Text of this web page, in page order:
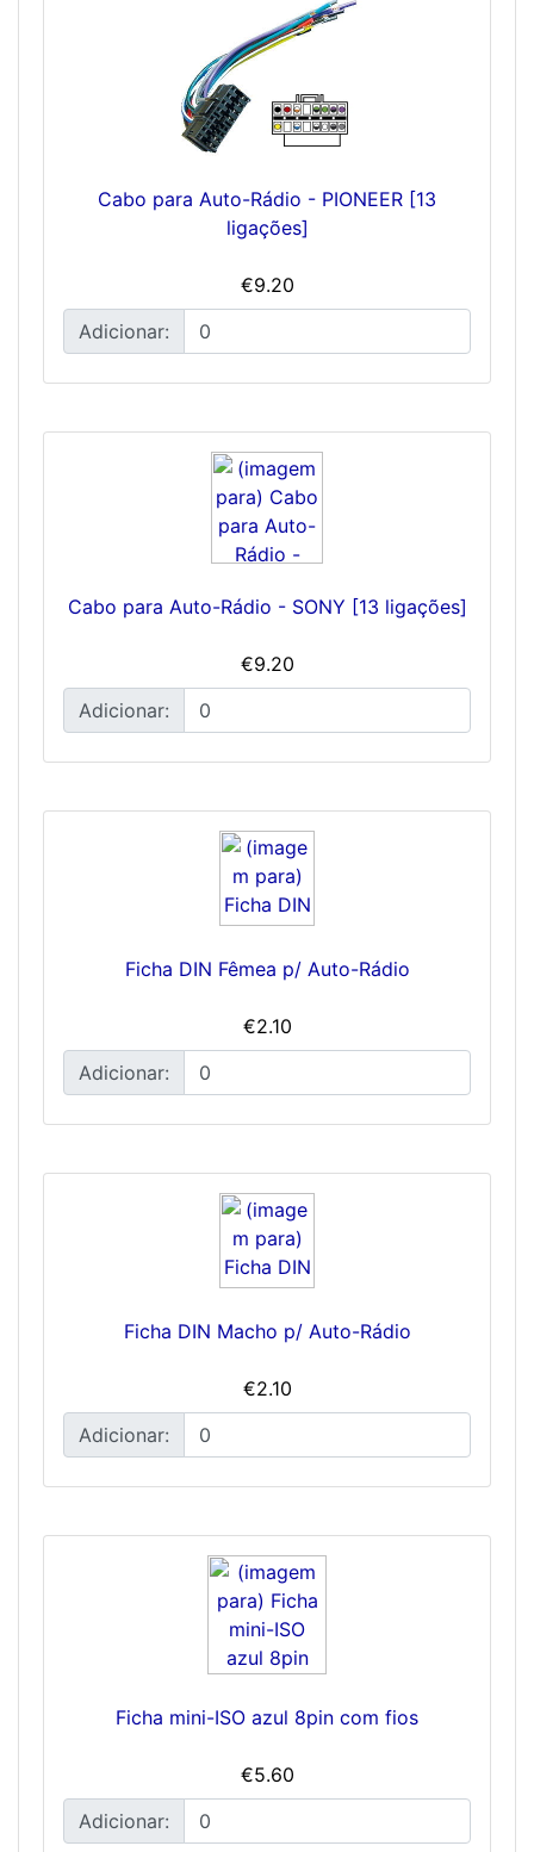
Cabo para Auto-Rádio - PIONEER [13
ligações]
€9.20
Adicionar:
Cabo para Auto-Rádio - SONY [13 ligações]
€9.20
Adicionar:
Ficha DIN Fêmea p/ Auto-Rádio
€2.10
Adicionar:
Ficha DIN Macho p/ Auto-Rádio
€2.10
Adicionar:
Ficha mini-ISO azul 8pin com fios
€5.60
Adicionar: